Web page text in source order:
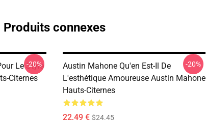
Produits connexes
Le Style
Citernes
-20%
Austin Mahone Qu'en Est-Il De
L'esthétique Amoureuse Austin Mahone
Hauts-Citernes
22,49 € $24.45
-20%